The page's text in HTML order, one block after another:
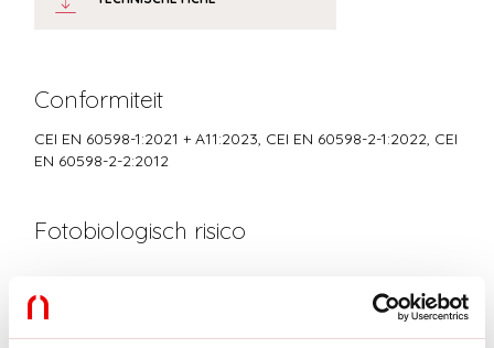
Conformiteit
CEI EN 60598-1:2021 + A11:2023, CEI EN 60598-2-1:2022, CEI
EN 60598-2-2:2012
Fotobiologisch risico
Gecertificeerd apparaat in een RISICOVRIJE GROEP, in
overeenstemming met de normen CEI EN 62471:2010-01, IEC TR